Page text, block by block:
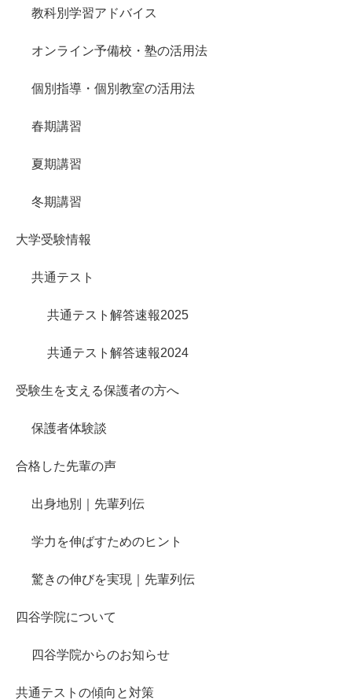
教科別学習アドバイス
オンライン予備校・塾の活用法
個別指導・個別教室の活用法
春期講習
夏期講習
冬期講習
大学受験情報
共通テスト
共通テスト解答速報2025
共通テスト解答速報2024
受験生を支える保護者の方へ
保護者体験談
合格した先輩の声
出身地別｜先輩列伝
学力を伸ばすためのヒント
驚きの伸びを実現｜先輩列伝
四谷学院について
四谷学院からのお知らせ
共通テストの傾向と対策